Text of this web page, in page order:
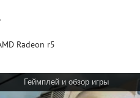
Radeon r5
Геймплей и обзор игры